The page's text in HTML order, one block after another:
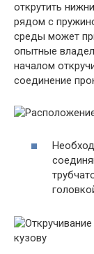
открутить
рядом с
среды может
опытные
началом
соединение